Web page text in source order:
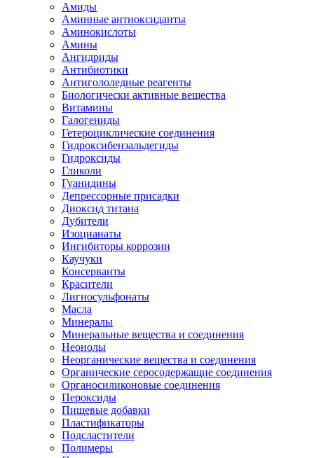
Амиды
Аминные антиоксиданты
Аминокислоты
Амины
Ангидриды
Антибиотики
Антигололедные реагенты
Биологически активные вещества
Витамины
Галогениды
Гетероциклические соединения
Гидроксибензальдегиды
Гидроксиды
Гликоли
Гуанидины
Депрессорные присадки
Диоксид титана
Дубители
Изоцианаты
Ингибиторы коррозии
Каучуки
Консерванты
Красители
Лигносульфонаты
Масла
Минералы
Минеральные вещества и соединения
Неонолы
Неорганические вещества и соединения
Органические серосодержащие соединения
Органосиликоновые соединения
Пероксиды
Пищевые добавки
Пластификаторы
Подсластители
Полимеры